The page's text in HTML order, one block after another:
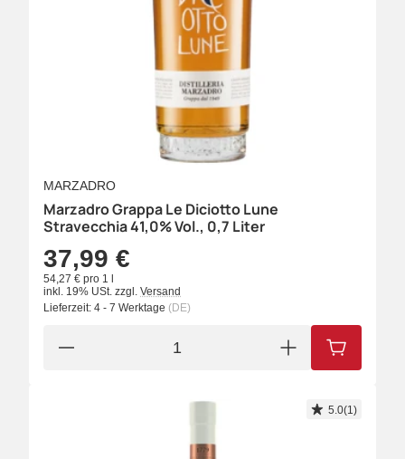
MARZADRO
Marzadro Grappa Le Diciotto Lune
Stravecchia 41,0% Vol., 0,7 Liter
37,99 €
54,27 € pro 1 l
inkl. 19% USt. zzgl. Versand
Lieferzeit: 4 - 7 Werktage (DE)
IN DEN
5.0(1)